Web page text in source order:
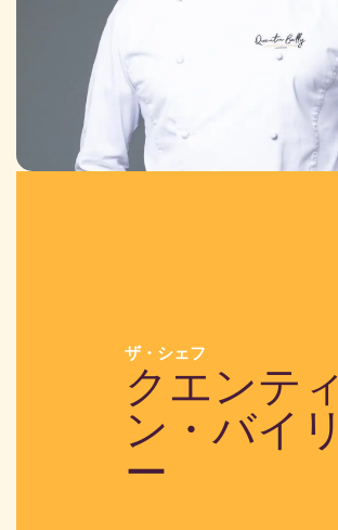
ザ・シェフ
クエンティ
ン・バイリ
ー